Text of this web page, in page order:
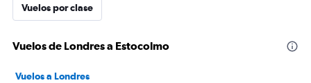
Vuelos por clase
Vuelos de Londres a Estocolmo
Vuelos a Londres